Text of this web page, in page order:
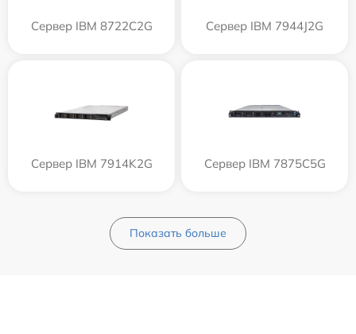
Сервер IBM 8722C2G Сервер IBM 7944J2G
Сервер IBM 7914K2G Сервер IBM 7875C5G
Показать больше